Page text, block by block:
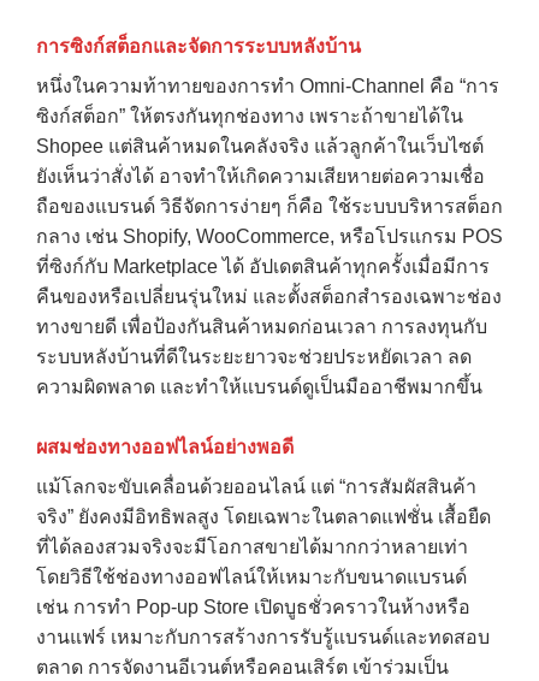
การซิงก์สต็อกและจัดการระบบหลังบ้าน
หนึ่งในความท้าทายของการทำ Omni-Channel คือ “การ
ซิงก์สต็อก” ให้ตรงกันทุกช่องทาง เพราะถ้าขายได้ใน
Shopee แต่สินค้าหมดในคลังจริง แล้วลูกค้าในเว็บไซต์
ยังเห็นว่าสั่งได้ อาจทำให้เกิดความเสียหายต่อความเชื่อ
ถือของแบรนด์ วิธีจัดการง่ายๆ ก็คือ ใช้ระบบบริหารสต็อก
กลาง เช่น Shopify, WooCommerce, หรือโปรแกรม POS
ที่ซิงก์กับ Marketplace ได้ อัปเดตสินค้าทุกครั้งเมื่อมีการ
คืนของหรือเปลี่ยนรุ่นใหม่ และตั้งสต็อกสำรองเฉพาะช่อง
ทางขายดี เพื่อป้องกันสินค้าหมดก่อนเวลา การลงทุนกับ
ระบบหลังบ้านที่ดีในระยะยาวจะช่วยประหยัดเวลา ลด
ความผิดพลาด และทำให้แบรนด์ดูเป็นมืออาชีพมากขึ้น
ผสมช่องทางออฟไลน์อย่างพอดี
แม้โลกจะขับเคลื่อนด้วยออนไลน์ แต่ “การสัมผัสสินค้า
จริง” ยังคงมีอิทธิพลสูง โดยเฉพาะในตลาดแฟชั่น เสื้อยืด
ที่ได้ลองสวมจริงจะมีโอกาสขายได้มากกว่าหลายเท่า
โดยวิธีใช้ช่องทางออฟไลน์ให้เหมาะกับขนาดแบรนด์
เช่น การทำ Pop-up Store เปิดบูธชั่วคราวในห้างหรือ
งานแฟร์ เหมาะกับการสร้างการรับรู้แบรนด์และทดสอบ
ตลาด การจัดงานอีเวนต์หรือคอนเสิร์ต เข้าร่วมเป็น